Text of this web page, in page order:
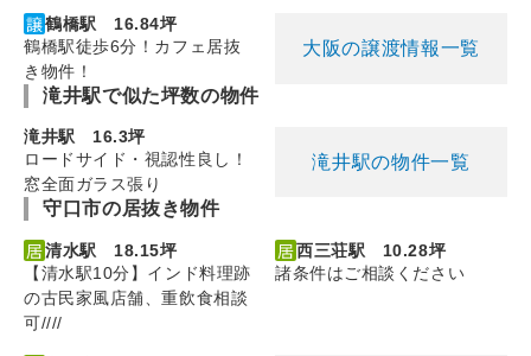
鶴橋駅 16.84坪
鶴橋駅徒歩6分！カフェ居抜
き物件！
大阪の譲渡情報一覧
滝井駅で似た坪数の物件
滝井駅 16.3坪
ロードサイド・視認性良し！
窓全面ガラス張り
滝井駅の物件一覧
守口市の居抜き物件
清水駅 18.15坪
【清水駅10分】インド料理跡
の古民家風店舗、重飲食相談
可////
西三荘駅 10.28坪
諸条件はご相談ください